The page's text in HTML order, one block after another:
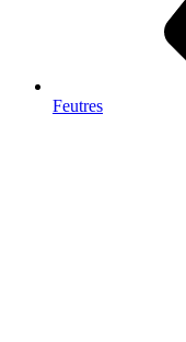
Feutres